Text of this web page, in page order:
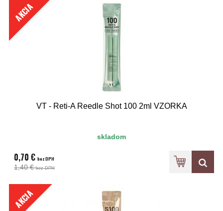
AKCIA
VT - Reti-A Reedle Shot 100 2ml VZORKA
skladom
0,70 € bez DPH
1,40 €bez DPH
AKCIA